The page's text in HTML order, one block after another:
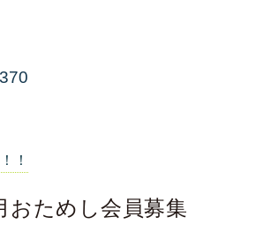
！
ためし会員募集